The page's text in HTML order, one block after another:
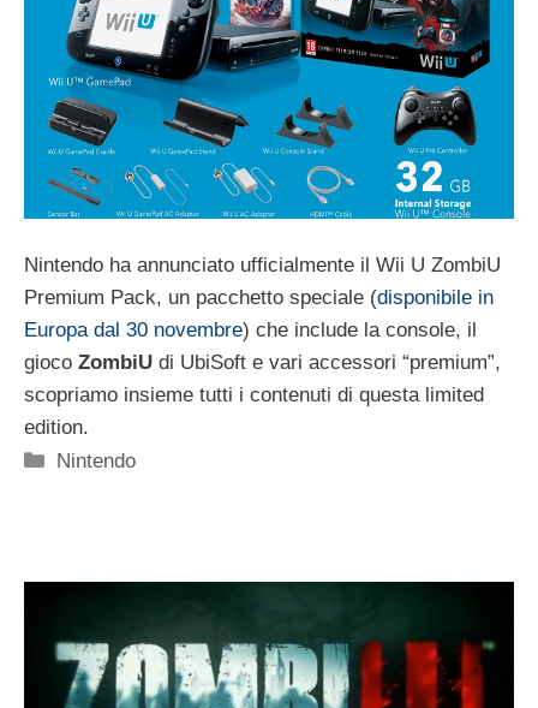
Nintendo ha annunciato ufficialmente il Wii U ZombiU
Premium Pack, un pacchetto speciale (disponibile in
Europa dal 30 novembre) che include la console, il
gioco ZombiU di UbiSoft e vari accessori “premium”,
scopriamo insieme tutti i contenuti di questa limited
edition.
Categorie
Nintendo